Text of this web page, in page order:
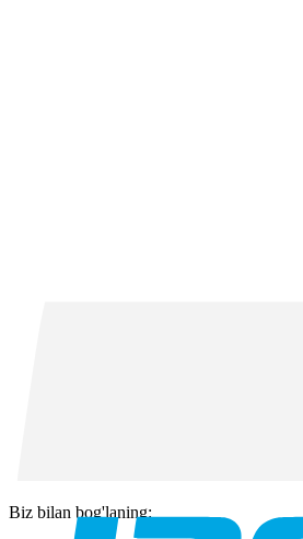
Biz bilan bog'laning: